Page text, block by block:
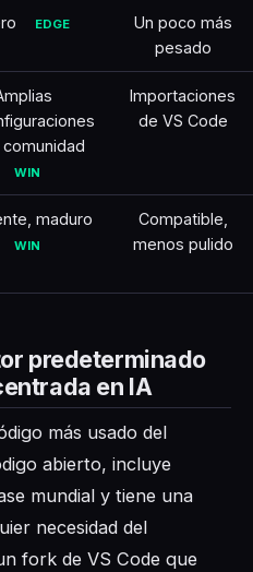
EDGE
Un poco más
pesado
WIN
Importaciones
de VS Code
maduro
WIN
Compatible,
menos pulido
predeterminado
en IA
más usado del
abierto, incluye
mundial y tiene una
necesidad del
fork de VS Code que